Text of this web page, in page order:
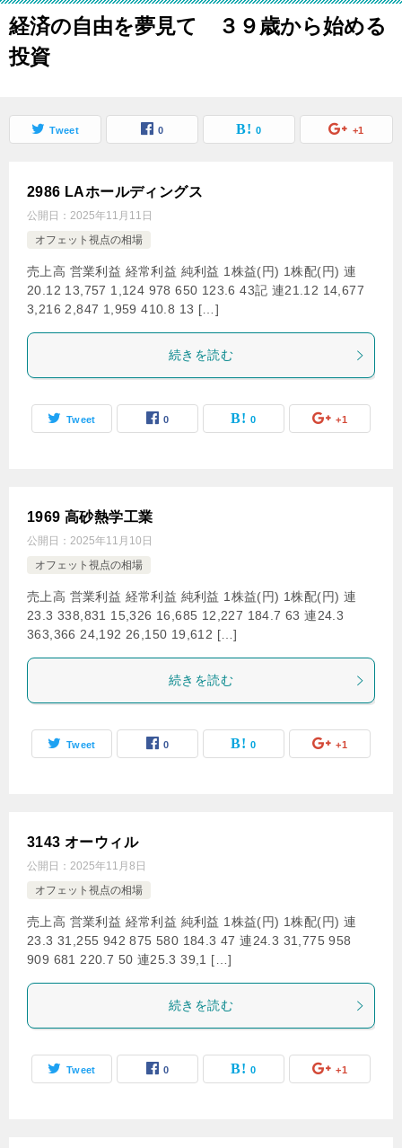
経済の自由を夢見て ３９歳から始める
投資
Tweet 0 0 +1
2986 LAホールディングス
公開日： 2025年11月11日
オフェット視点の相場
売上高 営業利益 経常利益 純利益 1株益(円) 1株配(円) 連
20.12 13,757 1,124 978 650 123.6 43記 連21.12 14,677
3,216 2,847 1,959 410.8 13 […]
続きを読む
Tweet 0 0 +1
1969 高砂熱学工業
公開日： 2025年11月10日
オフェット視点の相場
売上高 営業利益 経常利益 純利益 1株益(円) 1株配(円) 連
23.3 338,831 15,326 16,685 12,227 184.7 63 連24.3
363,366 24,192 26,150 19,612 […]
続きを読む
Tweet 0 0 +1
3143 オーウィル
公開日： 2025年11月8日
オフェット視点の相場
売上高 営業利益 経常利益 純利益 1株益(円) 1株配(円) 連
23.3 31,255 942 875 580 184.3 47 連24.3 31,775 958
909 681 220.7 50 連25.3 39,1 […]
続きを読む
Tweet 0 0 +1